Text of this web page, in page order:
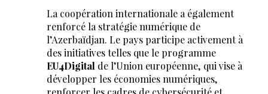
La coopération internationale a également
renforcé la stratégie numérique de
l’Azerbaïdjan. Le pays participe activement à
des initiatives telles que le programme
EU4Digitalde l’Union européenne, qui vise à
développer les économies numériques,